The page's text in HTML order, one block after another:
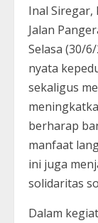
Inal Siregar,
Jalan
Selasa (30/
nyata
sekaligus
berharap
manfaat
ini juga
solidaritas
Dalam